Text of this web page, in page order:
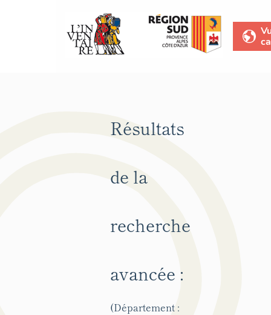
Résultats
de la
recherche
avancée :
(Département :